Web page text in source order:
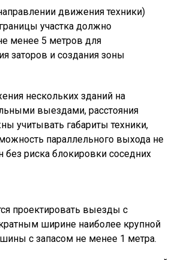
движения техники)
участка должно
менее 5 метров для
заторов и создания зоны
нескольких зданий на
выездами, расстояния
учитывать габариты техники,
параллельного выхода не
риска блокировки соседних
проектировать выезды с
ширине наиболее крупной
с запасом не менее 1 метра.